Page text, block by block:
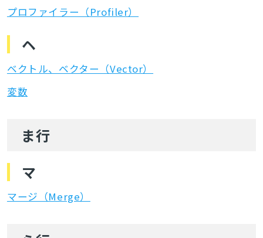
プロファイラー（Profiler）
ヘ
ベクトル、ベクター（Vector）
変数
ま行
マ
マージ（Merge）